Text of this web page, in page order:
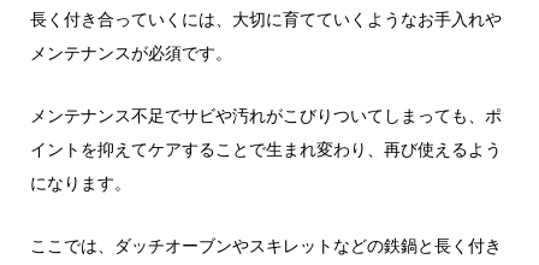
長く付き合っていくには、大切に育てていくようなお手入れや
メンテナンスが必須です。
メンテナンス不足でサビや汚れがこびりついてしまっても、ポ
イントを抑えてケアすることで生まれ変わり、再び使えるよう
になります。
ここでは、ダッチオーブンやスキレットなどの鉄鍋と長く付き